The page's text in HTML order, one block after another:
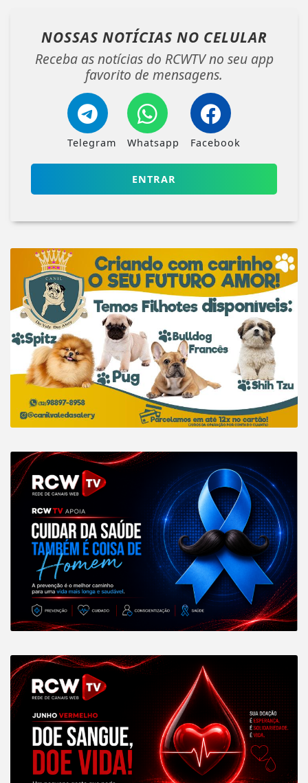
NOSSAS NOTÍCIAS NO CELULAR
Receba as notícias do RCWTV no seu app
favorito de mensagens.
Telegram Whatsapp Facebook
ENTRAR